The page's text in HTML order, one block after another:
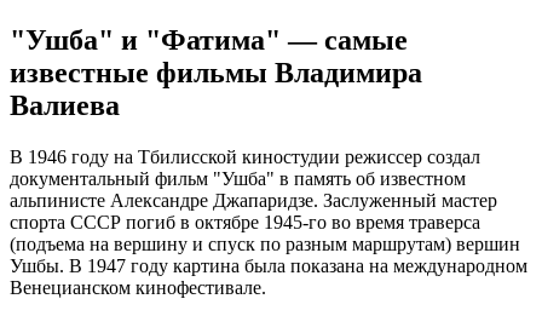
"Ушба" и "Фатима" — самые
известные фильмы Владимира
Валиева
В 1946 году на Тбилисской киностудии режиссер создал
документальный фильм "Ушба" в память об известном
альпинисте Александре Джапаридзе. Заслуженный мастер
спорта СССР погиб в октябре 1945-го во время траверса
(подъема на вершину и спуск по разным маршрутам) вершин
Ушбы. В 1947 году картина была показана на международном
Венецианском кинофестивале.